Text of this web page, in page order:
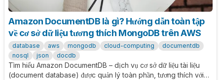
Amazon DocumentDB là gì? Hướng dẫn toàn tập
về cơ sở dữ liệu tương thích MongoDB trên AWS
database aws mongodb cloud-computing
documentdb
nosql
json docdb
Tìm hiểu Amazon DocumentDB – dịch vụ cơ sở dữ liệu tài liệu
(document database) được quản lý toàn phần, tương thích với